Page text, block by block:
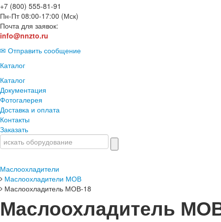
+7 (800) 555-81-91
Пн-Пт 08:00-17:00 (Мск)
Почта для заявок:
info@nnzto.ru
✉ Отправить сообщение
Каталог
Каталог
Документация
Фотогалерея
Доставка и оплата
Контакты
Заказать
Маслоохладители
Маслоохладители МОВ
Маслоохладитель МОВ-18
Маслоохладитель